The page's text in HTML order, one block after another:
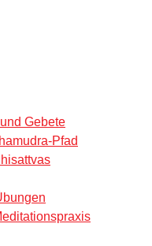
Gebete
Pfad